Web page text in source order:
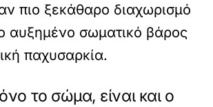
πιο ξεκάθαρο διαχωρισμό
αυξημένο σωματικό βάρος
παχυσαρκία.
το σώμα, είναι και ο